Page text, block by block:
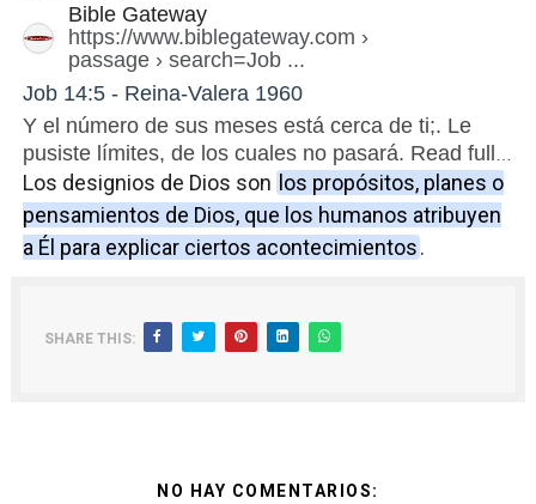
Trabajadores de la prensa y Obispado de la Provincia
Job 14:5 - Reina-Valera 1960
Bible Gateway
https://www.biblegateway.com ›
passage › search=Job ...
Y el número de sus meses está cerca de ti;. Le
pusiste límites, de los cuales no pasará. Read full
chapter ·Job 14:5in all Spanish translations.
Los designios de Dios son los propósitos, planes o
pensamientos de Dios, que los humanos atribuyen
a Él para explicar ciertos acontecimientos.
SHARE THIS:
NO HAY COMENTARIOS: